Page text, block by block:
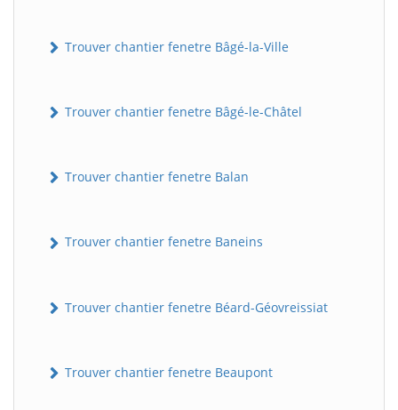
Trouver chantier fenetre Bâgé-la-Ville
Trouver chantier fenetre Bâgé-le-Châtel
Trouver chantier fenetre Balan
Trouver chantier fenetre Baneins
Trouver chantier fenetre Béard-Géovreissiat
Trouver chantier fenetre Beaupont